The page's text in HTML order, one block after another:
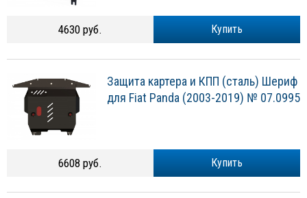
Купить
4630 руб.
Защита картера и КПП (сталь) Шериф
для Fiat Panda (2003-2019) № 07.0995
Купить
6608 руб.